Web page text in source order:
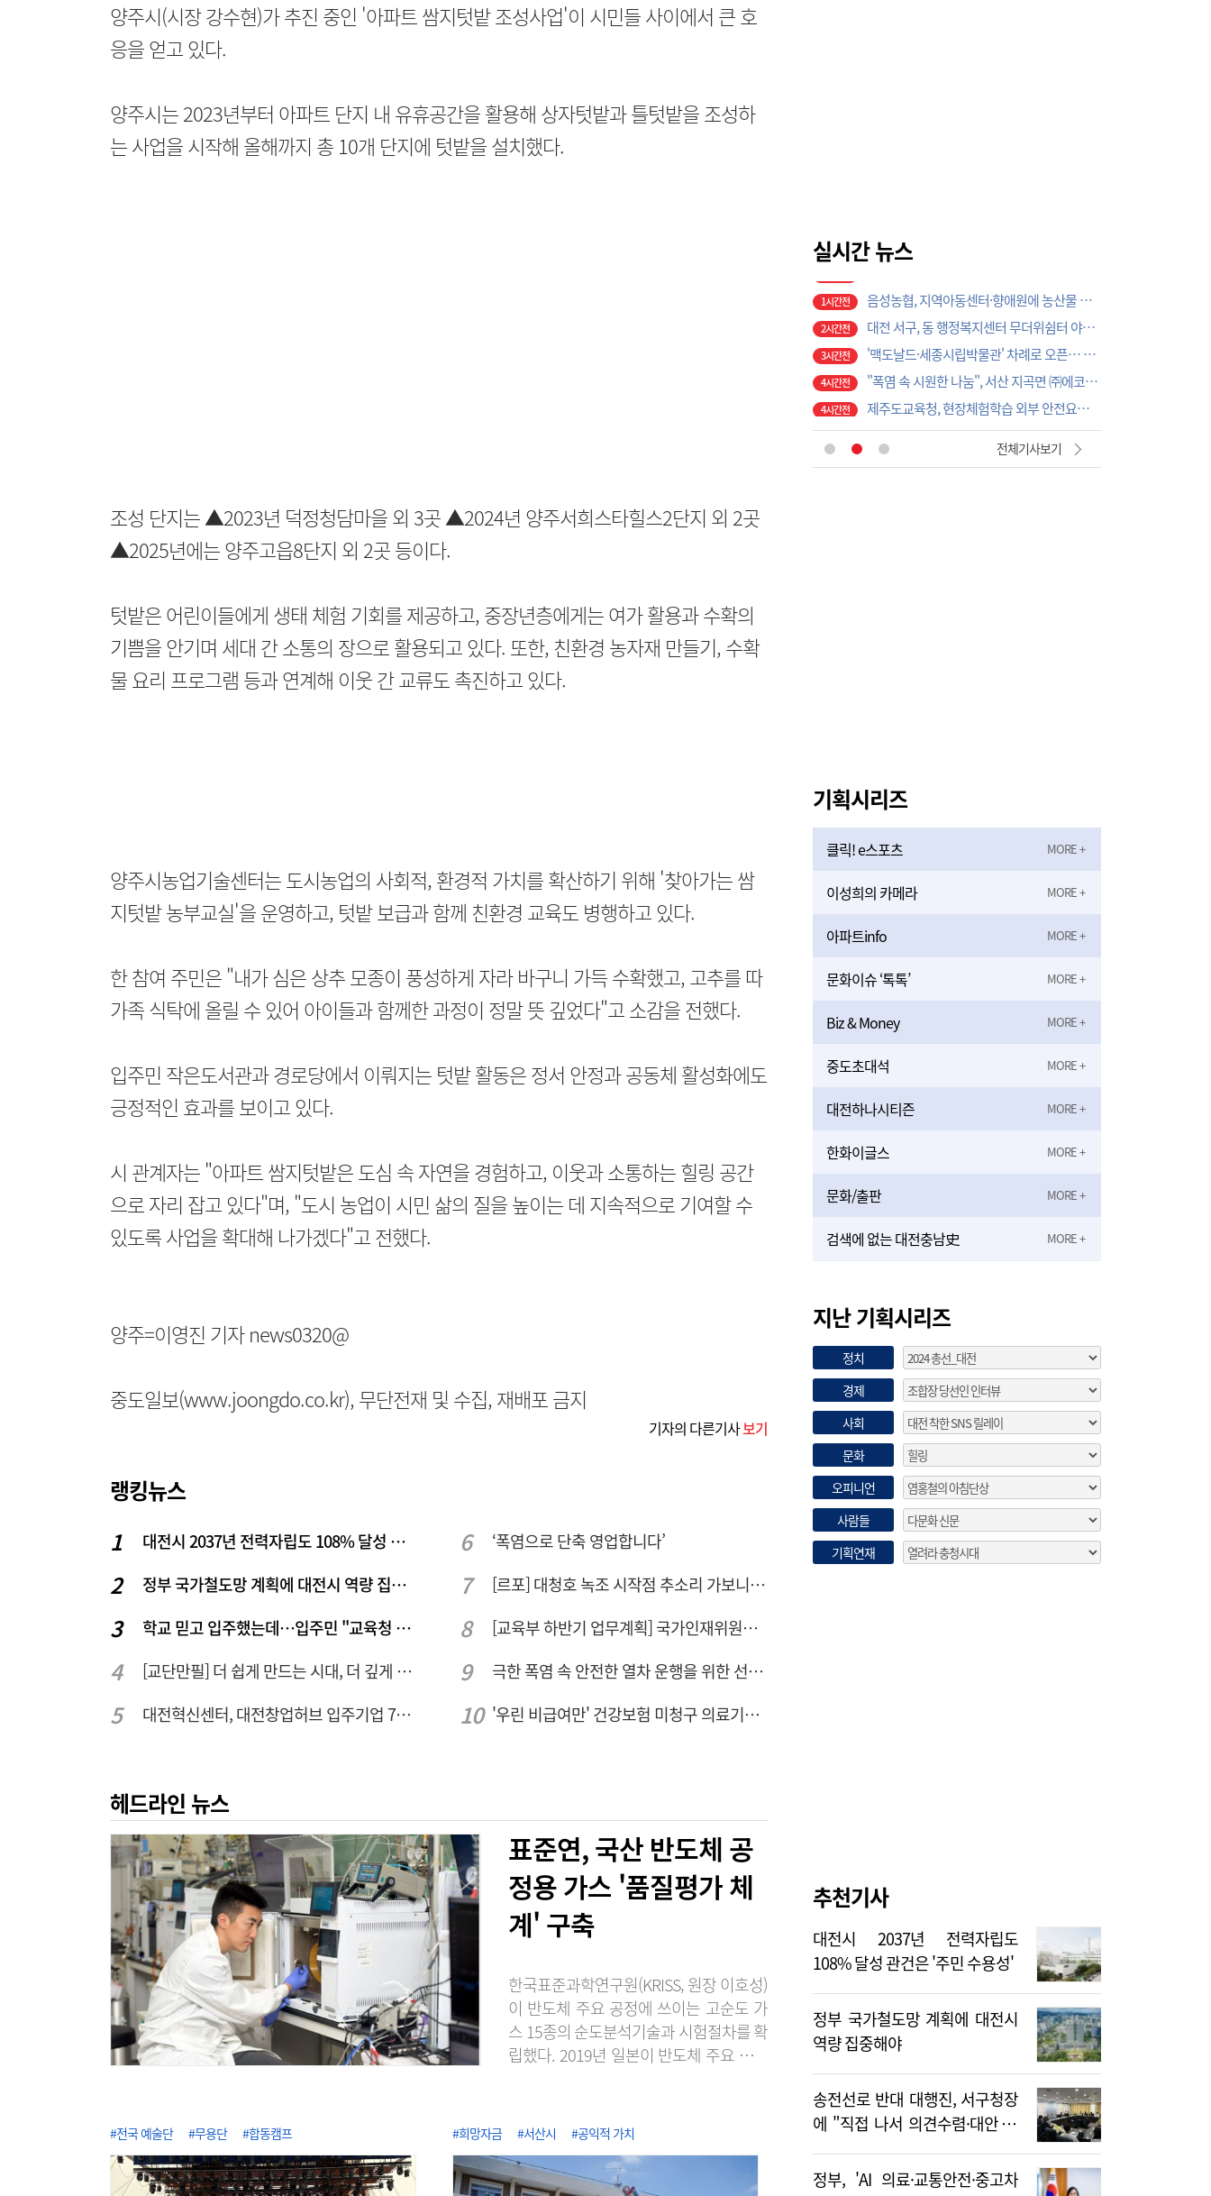
양주시(시장 강수현)가 추진 중인 '아파트 쌈지텃밭 조성사업'이 시민들 사이에서 큰 호
응을 얻고 있다.
양주시는 2023년부터 아파트 단지 내 유휴공간을 활용해 상자텃밭과 틀텃밭을 조성하
는 사업을 시작해 올해까지 총 10개 단지에 텃밭을 설치했다.
조성 단지는 ▲2023년 덕정청담마을 외 3곳 ▲2024년 양주서희스타힐스2단지 외 2곳
▲2025년에는 양주고읍8단지 외 2곳 등이다.
텃밭은 어린이들에게 생태 체험 기회를 제공하고, 중장년층에게는 여가 활용과 수확의
기쁨을 안기며 세대 간 소통의 장으로 활용되고 있다. 또한, 친환경 농자재 만들기, 수확
물 요리 프로그램 등과 연계해 이웃 간 교류도 촉진하고 있다.
양주시농업기술센터는 도시농업의 사회적, 환경적 가치를 확산하기 위해 '찾아가는 쌈
지텃밭 농부교실'을 운영하고, 텃밭 보급과 함께 친환경 교육도 병행하고 있다.
한 참여 주민은 "내가 심은 상추 모종이 풍성하게 자라 바구니 가득 수확했고, 고추를 따
가족 식탁에 올릴 수 있어 아이들과 함께한 과정이 정말 뜻 깊었다"고 소감을 전했다.
입주민 작은도서관과 경로당에서 이뤄지는 텃밭 활동은 정서 안정과 공동체 활성화에도
긍정적인 효과를 보이고 있다.
시 관계자는 "아파트 쌈지텃밭은 도심 속 자연을 경험하고, 이웃과 소통하는 힐링 공간
으로 자리 잡고 있다"며, "도시 농업이 시민 삶의 질을 높이는 데 지속적으로 기여할 수
있도록 사업을 확대해 나가겠다"고 전했다.
양주=이영진 기자 news0320@
중도일보(www.joongdo.co.kr), 무단전재 및 수집, 재배포 금지
기자의 다른기사보기
랭킹뉴스
대전시 2037년 전력자립도 108% 달성 관건은 '주민 수용성'
정부 국가철도망 계획에 대전시 역량 집중해야
학교 믿고 입주했는데…입주민 "교육청 중재 나서라"
[교단만필] 더 쉽게 만드는 시대, 더 깊게 배우는 교육
대전혁신센터, 대전창업허브 입주기업 7개사 모집
‘폭염으로 단축 영업합니다’
[르포] 대청호 녹조 시작점 추소리 가보니…걷어내도 짙은 초록빛
[교육부 하반기 업무계획] 국가인재위원회 신설… 거점국립대 3곳 성장엔진·AI 분야 패키지 지원
극한 폭염 속 안전한 열차 운행을 위한 선로관리
'우린 비급여만' 건강보험 미청구 의료기관 대전 65곳 충남 31곳
헤드라인 뉴스
표준연, 국산 반도체 공
정용 가스 '품질평가 체
계' 구축
한국표준과학연구원(KRISS, 원장 이호성)
이 반도체 주요 공정에 쓰이는 고순도 가
스 15종의 순도분석기술과 시험절차를 확
립했다. 2019년 일본이 반도체 주요 소재
서 반도체 소재의 국산화와 공급망 다변화
수소 품질평가 서비스를 시작한 이래, 단
#전국 예술단 #무용단 #합동캠프 #희망자금 #서산시 #공익적 가치
실시간 뉴스
1시간전
1시간전 음성농협, 지역아동센터·향애원에 농산물 간편식 꾸러미 전달
2시간전 대전 서구, 동 행정복지센터 무더위쉼터 야간·주말 운영
3시간전 '맥도날드·세종시립박물관' 차례로 오픈… 고운동 정주여건 좋아진다
4시간전 "폭염 속 시원한 나눔", 서산 지곡면 ㈜에코솔루션, 도로 살수 봉사로 주민 안전 지킨다
4시간전 제주도교육청, 현장체험학습 외부 안전요원 연수비 최대 100명 지원
50분전 "책 한 권이 아이들의 꿈을 키웠다", 서산어린이도서관, 독서문화 프로젝트 성황리 마무리
54분전
전체기사보기
기획시리즈
클릭! e스포츠
이성희의 카메라
아파트info
문화이슈 ‘톡톡’
Biz & Money
중도초대석
대전하나시티즌
한화이글스
문화/출판
검색에 없는 대전충남史
지난 기획시리즈
정치
경제
사회
문화
오피니언
사람들
기획연재
추천기사
대전시 2037년 전력자립도
108% 달성 관건은 '주민 수용성'
정부 국가철도망 계획에 대전시
역량 집중해야
송전선로 반대 대행진, 서구청장
에 "직접 나서 의견수렴·대안 제
시해야"
정부, 'AI 의료·교통안전·중고차